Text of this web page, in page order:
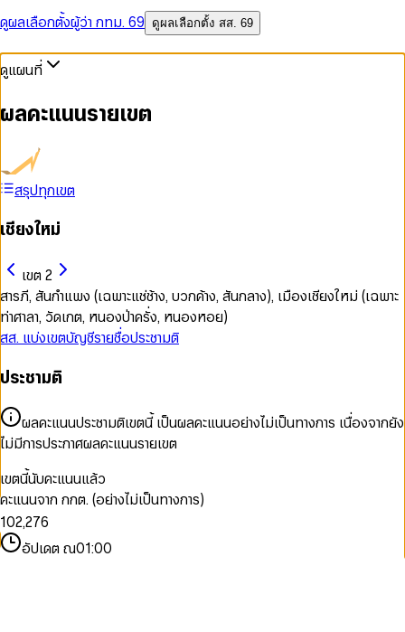
ดูผลเลือกตั้งผู้ว่า กทม. 69
ดูผลเลือกตั้ง สส. 69
ดูแผนที่
ผลคะแนนรายเขต
สรุปทุกเขต
เชียงใหม่
เขต 2
สารภี, สันกำแพง (เฉพาะแช่ช้าง, บวกค้าง, สันกลาง), เมืองเชียงใหม่ (เฉพาะ
ท่าศาลา, วัดเกต, หนองป่าครั่ง, หนองหอย)
สส. แบ่งเขตบัญชีรายชื่อประชามติ
ประชามติ
ผลคะแนนประชามติเขตนี้ เป็นผลคะแนนอย่างไม่เป็นทางการ เนื่องจากยัง
ไม่มีการประกาศผลคะแนนรายเขต
เขตนี้นับคะแนนแล้ว
คะแนนจาก กกต. (อย่างไม่เป็นทางการ)
1
2
3
0
1
2
0
1
2
3
4
,
0
1
2
3
4
1
2
3
4
5
6
7
8
9
0
1
2
3
4
5
6
8
อัปเดต ณ01:00